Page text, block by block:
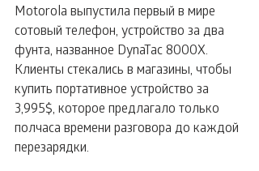
Motorola выпустила первый в мире
сотовый телефон, устройство за два
фунта, названное DynaTac 8000X.
Клиенты стекались в магазины, чтобы
купить портативное устройство за
3,995$, которое предлагало только
полчаса времени разговора до каждой
перезарядки.